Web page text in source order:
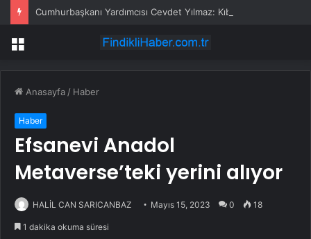
Menü
Anasayfa / Haber
Haber
Efsanevi Anadol
Metaverse’teki yerini alıyor
HALİL CAN SARICANBAZ Mayıs 15, 2023 0 18
1 dakika okuma süresi